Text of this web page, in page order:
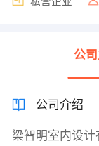
公
公司介绍
梁智明室内设